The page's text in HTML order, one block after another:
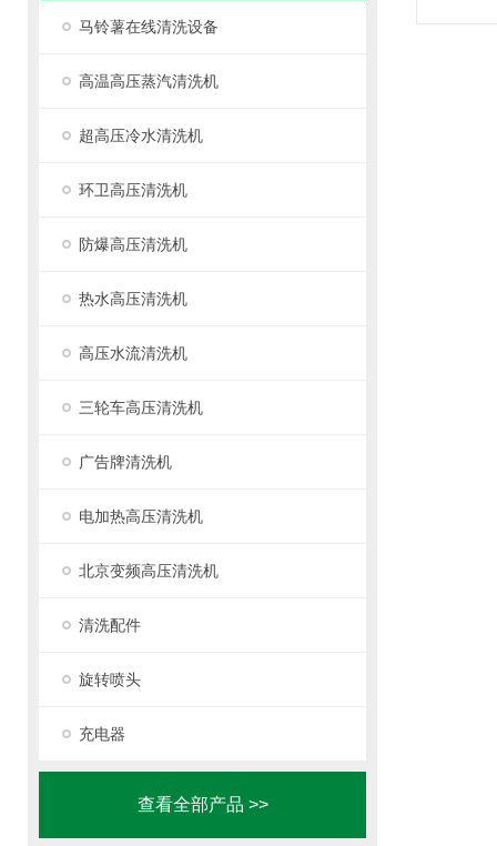
马铃薯在线清洗设备
高温高压蒸汽清洗机
超高压冷水清洗机
环卫高压清洗机
防爆高压清洗机
热水高压清洗机
高压水流清洗机
三轮车高压清洗机
广告牌清洗机
电加热高压清洗机
北京变频高压清洗机
清洗配件
旋转喷头
充电器
查看全部产品 >>